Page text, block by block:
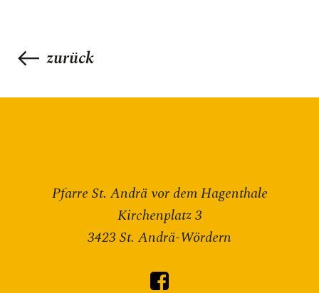
zurück
Pfarre St. Andrä vor dem Hagenthale
Kirchenplatz 3
3423 St. Andrä-Wördern